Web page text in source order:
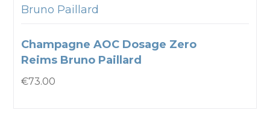
Bruno Paillard
Champagne AOC Dosage Zero
Reims Bruno Paillard
€73.00